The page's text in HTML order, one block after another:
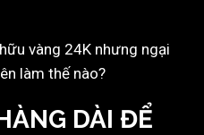
vàng 24K nhưng ngại
làm thế nào?
DÀI ĐỂ